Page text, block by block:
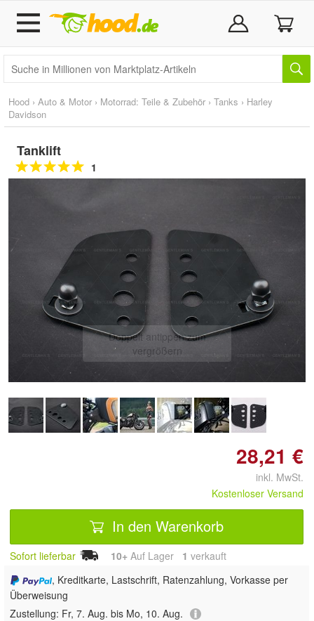
Hood › Auto & Motor › Motorrad: Teile & Zubehör › Tanks › Harley
Davidson
Tanklift
1
Doppelt antippen zum
vergrößern
28,21 €
inkl. MwSt.
Kostenloser Versand
In den Warenkorb
Sofort lieferbar 10+ Auf Lager 1 verkauft
, Kreditkarte, Lastschrift, Ratenzahlung, Vorkasse per
Überweisung
Zustellung: Fr, 7. Aug. bis Mo, 10. Aug.